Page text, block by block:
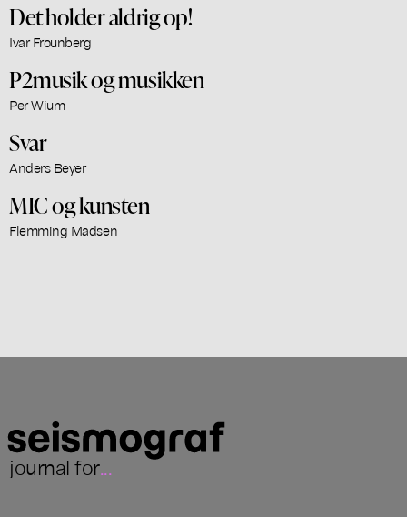
Det holder aldrig op!
Ivar Frounberg
P2musik og musikken
Per Wium
Svar
Anders Beyer
MIC og kunsten
Flemming Madsen
journal for...